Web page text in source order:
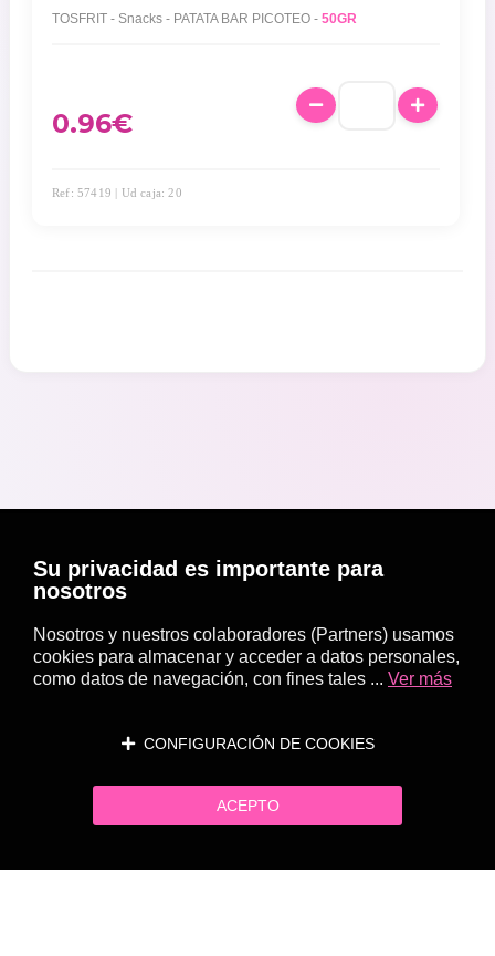
TOSFRIT - Snacks - PATATA BAR PICOTEO - 50GR
0.96€
Ref: 57419 | Ud caja: 20
Su privacidad es importante para
nosotros
Nosotros y nuestros colaboradores (Partners) usamos
cookies para almacenar y acceder a datos personales,
como datos de navegación, con fines tales ... Ver más
CONFIGURACIÓN DE COOKIES
ACEPTO